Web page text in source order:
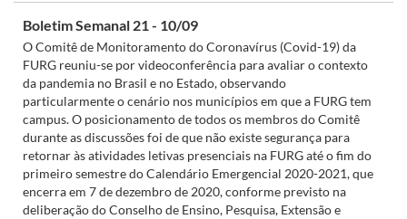
Boletim Semanal 21 - 10/09
O Comitê de Monitoramento do Coronavírus (Covid-19) da
FURG reuniu-se por videoconferência para avaliar o contexto
da pandemia no Brasil e no Estado, observando
particularmente o cenário nos municípios em que a FURG tem
campus. O posicionamento de todos os membros do Comitê
durante as discussões foi de que não existe segurança para
retornar às atividades letivas presenciais na FURG até o fim do
primeiro semestre do Calendário Emergencial 2020-2021, que
encerra em 7 de dezembro de 2020, conforme previsto na
deliberação do Conselho de Ensino, Pesquisa, Extensão e